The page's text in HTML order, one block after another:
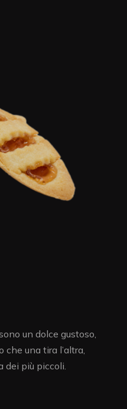
un dolce gustoso,
una tira l’altra,
dei più piccoli.